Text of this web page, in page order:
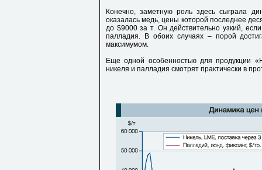
Конечно, заметную роль здесь сыграла
оказалась медь, цены которой последнее
до $9000 за т. Он действительно узкий,
палладия. В обоих случаях – порой
максимумом.
Еще одной особенностью для продукции
никеля и палладия смотрят практически в